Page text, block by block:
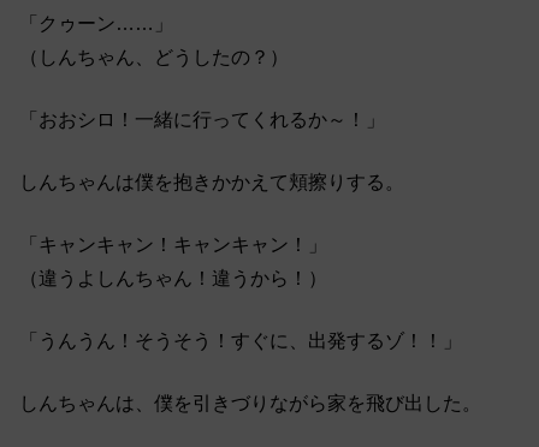
「クゥーン……」
（しんちゃん、どうしたの？）
「おおシロ！一緒に行ってくれるか～！」
しんちゃんは僕を抱きかかえて頬擦りする。
「キャンキャン！キャンキャン！」
（違うよしんちゃん！違うから！）
「うんうん！そうそう！すぐに、出発するゾ！！」
しんちゃんは、僕を引きづりながら家を飛び出した。